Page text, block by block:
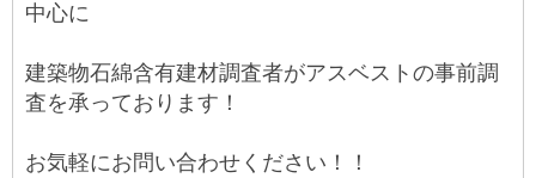
中心に
建築物石綿含有建材調査者がアスベストの事前調
査を承っております！
お気軽にお問い合わせください！！